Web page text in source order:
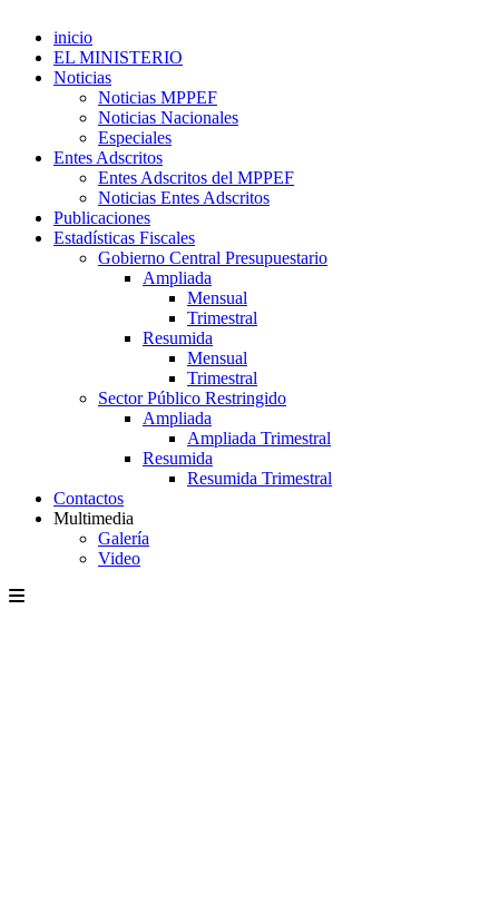
inicio
EL MINISTERIO
Noticias
Noticias MPPEF
Noticias Nacionales
Especiales
Entes Adscritos
Entes Adscritos del MPPEF
Noticias Entes Adscritos
Publicaciones
Estadísticas Fiscales
Gobierno Central Presupuestario
Ampliada
Mensual
Trimestral
Resumida
Mensual
Trimestral
Sector Público Restringido
Ampliada
Ampliada Trimestral
Resumida
Resumida Trimestral
Contactos
Multimedia
Galería
Video